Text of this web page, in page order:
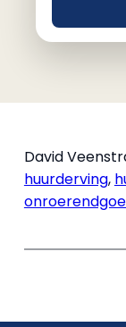
David
huurderving,